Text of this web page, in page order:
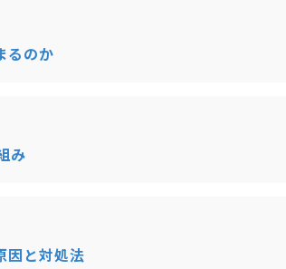
るのか
み
因と対処法